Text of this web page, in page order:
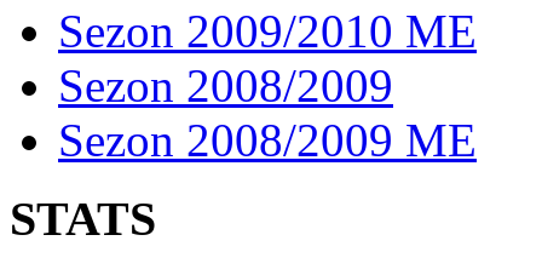
Sezon 2009/2010 ME
Sezon 2008/2009
Sezon 2008/2009 ME
STATS